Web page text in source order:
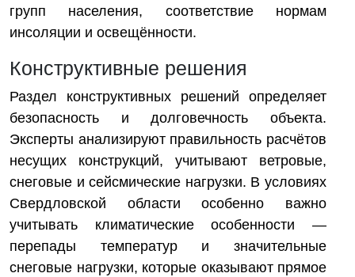
групп населения, соответствие нормам
инсоляции и освещённости.
Конструктивные решения
Раздел конструктивных решений определяет
безопасность и долговечность объекта.
Эксперты анализируют правильность расчётов
несущих конструкций, учитывают ветровые,
снеговые и сейсмические нагрузки. В условиях
Свердловской области особенно важно
учитывать климатические особенности —
перепады температур и значительные
снеговые нагрузки, которые оказывают прямое